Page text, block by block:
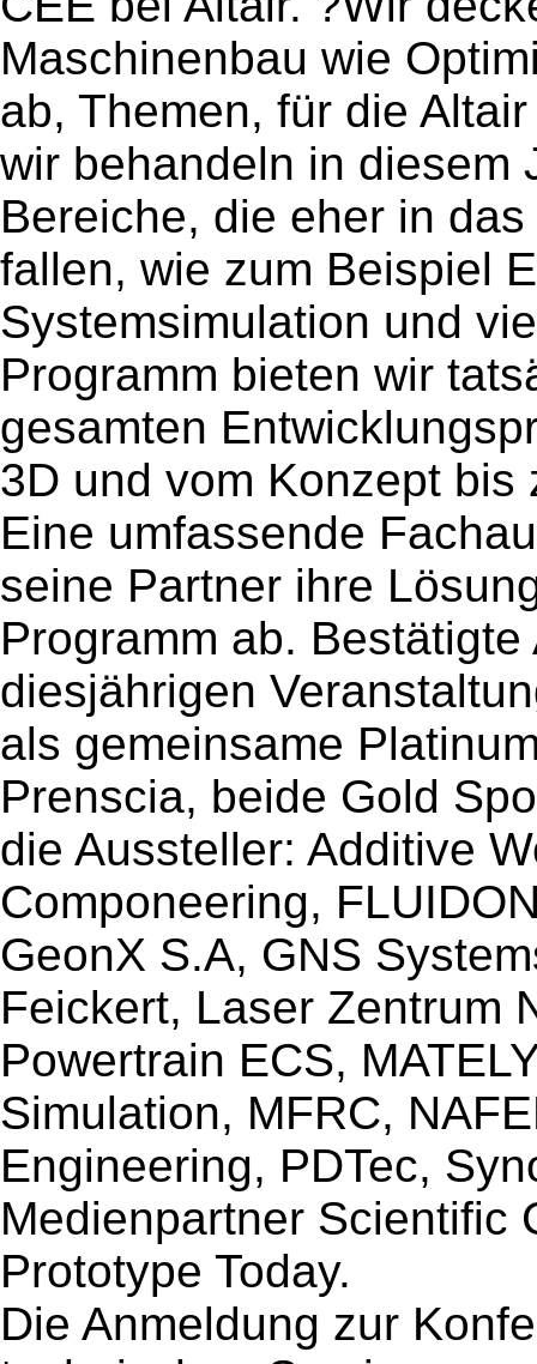
Maschinenbau wie
ab, Themen, für die
wir behandeln in diesem
Bereiche, die eher in
fallen, wie zum Beispiel
Systemsimulation und
Programm bieten wir
gesamten
3D und vom Konzept bis
Eine umfassende
seine Partner ihre
Programm ab.
diesjährigen
als gemeinsame
Prenscia, beide Gold
die Aussteller: Additive
Componeering,
GeonX S.A, GNS
Feickert, Laser Zentrum
Powertrain ECS,
Simulation, MFRC,
Engineering, PDTec,
Medienpartner Scientific
Prototype Today.
Die Anmeldung zur